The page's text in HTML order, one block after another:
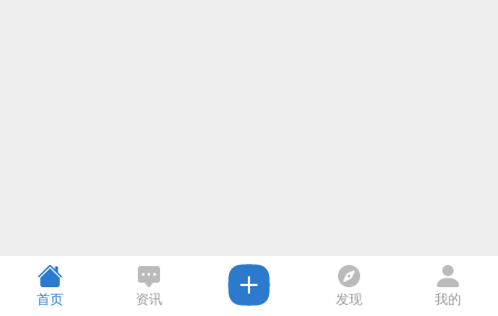
首页 资讯 发现 我的